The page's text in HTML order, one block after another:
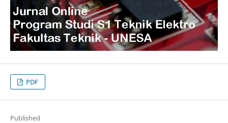
PDF
Published